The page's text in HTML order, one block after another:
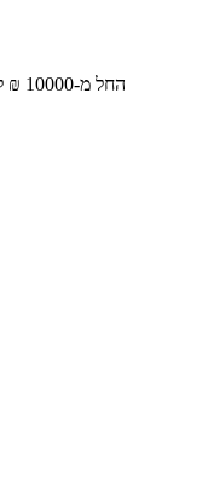
החל מ-‏10000 ₪ ללילה למזמינים 2 לילות בסופ"ש הקרוב